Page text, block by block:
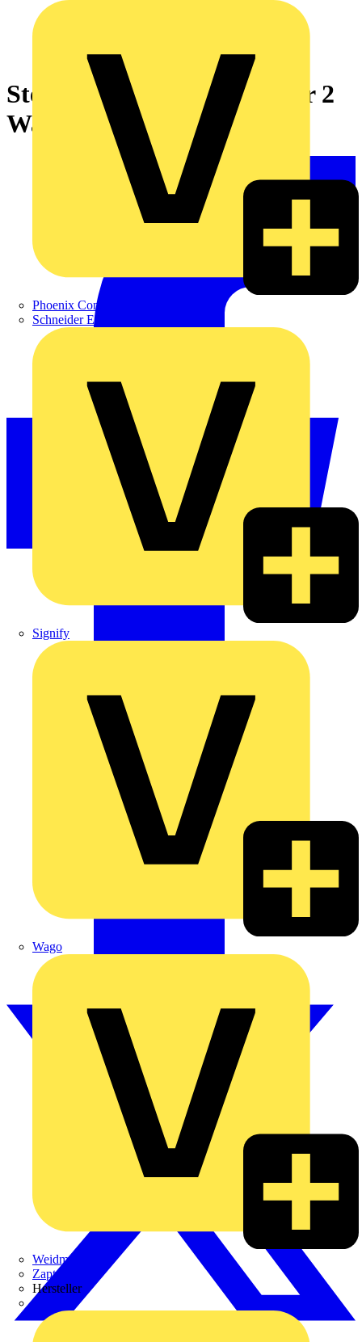
Phoenix Contact
Schneider Electric
Signify
Wago
Weidmüller
Zaptec
Hersteller
ABB
Stele zur Bodenmontage für 2
Wallboxen Charge Pro